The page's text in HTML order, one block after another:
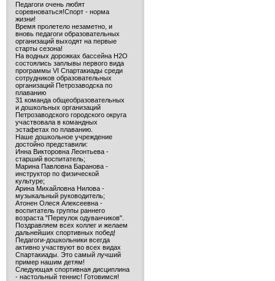
Педагоги очень любят
соревноваться!Спорт - норма
жизни!
Время пролетело незаметно, и
вновь педагоги образовательных
организаций выходят на первые
старты сезона!
На водных дорожках бассейна H2O
состоялись заплывы первого вида
программы VI Спартакиады среди
сотрудников образовательных
организаций Петрозаводска по
плаванию
31 команда общеобразовательных
и дошкольных организаций
Петрозаводского городского округа
участвовала в командных
эстафетах по плаванию.
Наше дошкольное учреждение
достойно представили:
Инна Викторовна Леонтьева -
старший воспитатель;
Марина Павловна Баранова -
инструктор по физической
культуре;
Арина Михайловна Нилова -
музыкальный руководитель;
Атонен Олеся Алексеевна -
воспитатель группы раннего
возраста "Переулок одуванчиков".
Поздравляем всех коллег и желаем
дальнейших спортивных побед!
Педагоги-дошкольники всегда
активно участвуют во всех видах
Спартакиады. Это самый лучший
пример нашим детям!
Следующая спортивная дисциплина
- настольный теннис! Готовимся!